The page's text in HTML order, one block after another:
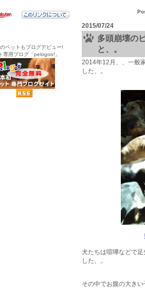
ペットもブログデビュー!
専用ブログ「pelogoo!」
2015/07/24
多頭崩壊の
と、。
2014年12月、、一般
した、。
犬たちは喧嘩などで
した、。
その中でお腹の大き